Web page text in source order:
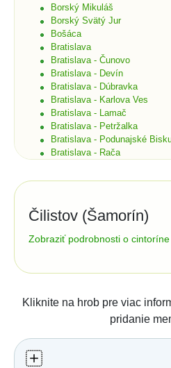
Borský Mikuláš
Borský Svätý Jur
Bošáca
Bratislava
Bratislava - Čunovo
Bratislava - Devín
Bratislava - Dúbravka
Bratislava - Karlova Ves
Bratislava - Lamač
Bratislava - Petržalka
Bratislava - Podunajské
Bratislava - Rača
Bratislava - Ružinov
Bratislava - Vajnory
Bratislava - Vrakuňa
Brekov
Bučany
Budmerice
Bukovec okr. Košice
Bukovec okr. Myjava
Čilistov (Šamorín)
Správa cintorína:
Počet hrobov: 121
Počet zosnulých: 164
Posledná aktualizácia:
06.05.2020 (mapa)
Zobraziť podrobnosti o cintoríne
Kliknite na hrob pre viac
pridanie